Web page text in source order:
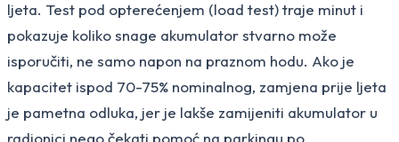
ljeta. Test pod opterećenjem (load test) traje minut i
pokazuje koliko snage akumulator stvarno može
isporučiti, ne samo napon na praznom hodu. Ako je
kapacitet ispod 70-75% nominalnog, zamjena prije ljeta
je pametna odluka, jer je lakše zamijeniti akumulator u
radionici nego čekati pomoć na parkingu po